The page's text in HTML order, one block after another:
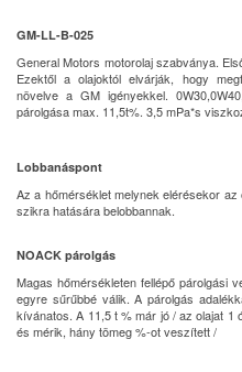
GM-LL-B-025
General Motors motorolaj szabványa.
Ezektől a olajoktól elvárják, hogy
növelve a GM igényekkel.
párolgása max. 11,5t%. 3,5 mPa*s
Lobbanáspont
Az a hőmérséklet melynek elérésekor
szikra hatására belobbannak.
NOACK párolgás
Magas hőmérsékleten fellépő párolgási
egyre sűrűbbé válik. A párolgás
kívánatos. A 11,5 t % már jó / az olajat 1
és mérik, hány tömeg %-ot veszített /